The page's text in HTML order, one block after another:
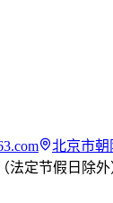
北京市朝
法定节假日除外